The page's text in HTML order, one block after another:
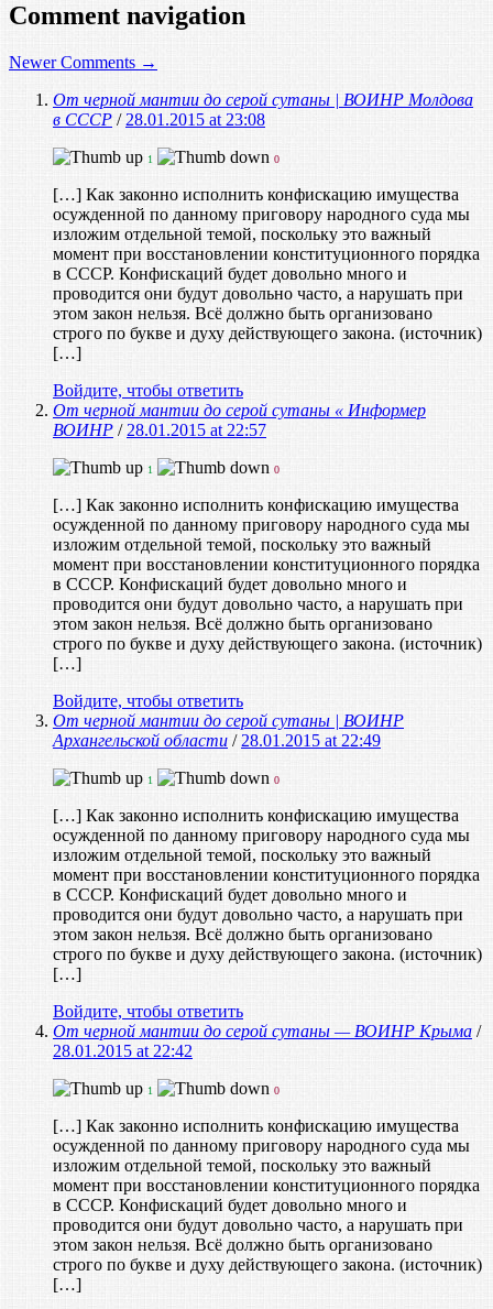
Comment navigation
Newer Comments →
От черной мантии до серой сутаны | ВОИНР Молдова
в СССР /28.01.2015 at 23:08
1 0
[…] Как законно исполнить конфискацию имущества
осужденной по данному приговору народного суда мы
изложим отдельной темой, поскольку это важный
момент при восстановлении конституционного порядка
в СССР. Конфискаций будет довольно много и
проводится они будут довольно часто, а нарушать при
этом закон нельзя. Всё должно быть организовано
строго по букве и духу действующего закона. (источник)
[…]
Войдите, чтобы ответить
От черной мантии до серой сутаны « Информер
ВОИНР / 28.01.2015 at 22:57
1 0
[…] Как законно исполнить конфискацию имущества
осужденной по данному приговору народного суда мы
изложим отдельной темой, поскольку это важный
момент при восстановлении конституционного порядка
в СССР. Конфискаций будет довольно много и
проводится они будут довольно часто, а нарушать при
этом закон нельзя. Всё должно быть организовано
строго по букве и духу действующего закона. (источник)
[…]
Войдите, чтобы ответить
От черной мантии до серой сутаны | ВОИНР
Архангельской области /28.01.2015 at 22:49
1 0
[…] Как законно исполнить конфискацию имущества
осужденной по данному приговору народного суда мы
изложим отдельной темой, поскольку это важный
момент при восстановлении конституционного порядка
в СССР. Конфискаций будет довольно много и
проводится они будут довольно часто, а нарушать при
этом закон нельзя. Всё должно быть организовано
строго по букве и духу действующего закона. (источник)
[…]
Войдите, чтобы ответить
От черной мантии до серой сутаны — ВОИНР Крыма /
28.01.2015 at 22:42
1 0
[…] Как законно исполнить конфискацию имущества
осужденной по данному приговору народного суда мы
изложим отдельной темой, поскольку это важный
момент при восстановлении конституционного порядка
в СССР. Конфискаций будет довольно много и
проводится они будут довольно часто, а нарушать при
этом закон нельзя. Всё должно быть организовано
строго по букве и духу действующего закона. (источник)
[…]